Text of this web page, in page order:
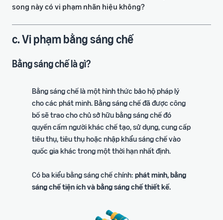
song này có vi phạm nhãn hiệu không?
c. Vi phạm bằng sáng chế
Bằng sáng chế là gì?
Bằng sáng chế là một hình thức bảo hộ pháp lý
cho các phát minh. Bằng sáng chế đã được công
bố sẽ trao cho chủ sở hữu bằng sáng chế đó
quyền cấm người khác chế tạo, sử dụng, cung cấp
tiêu thụ, tiêu thụ hoặc nhập khẩu sáng chế vào
quốc gia khác trong một thời hạn nhất định.
Có ba kiểu bằng sáng chế chính: phát minh, bằng
sáng chế tiện ích và bằng sáng chế thiết kế.